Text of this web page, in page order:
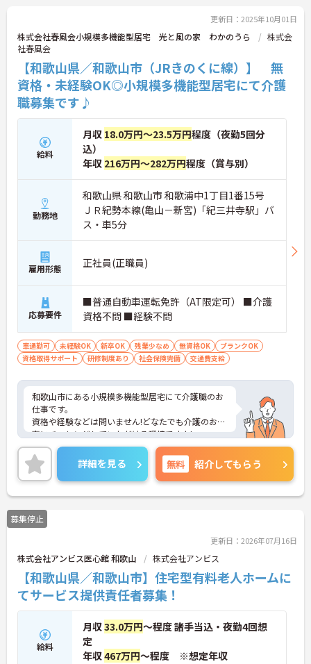
更新日：2025年10月01日
株式会社春風会小規模多機能型居宅 光と風の家 わかのうら
株式会
社春風会
【和歌山県／和歌山市（JRきのくに線）】 無
資格・未経験OK◎小規模多機能型居宅にて介護
職募集です♪
給料
月収 18.0万円～23.5万円程度（夜勤5回分
込）
年収 216万円～282万円程度（賞与別）
勤務地
和歌山県 和歌山市 和歌浦中1丁目1番15号
ＪＲ紀勢本線(亀山－新宮)「紀三井寺駅」バ
ス・車5分
雇用形態 正社員(正職員)
応募要件
■普通自動車運転免許（AT限定可） ■介護
資格不問 ■経験不問
車通勤可 未経験OK 新卒OK 残業少なめ 無資格OK
ブランクOK
資格取得サポート
研修制度あり 社会保険完備 交通費支給
和歌山市にある小規模多機能型居宅にて介護職のお
仕事です。
資格や経験などは問いません!どなたでも介護のお仕
事にチャレンジしていただける環境ですよ!
週休2日制で残業はほぼありません。リフレッシュ
しながら、仕事もプライベートも充実した毎日を送
ることができます♪
ご興味がある方は是非一度マイナビまでお問い合わ
せください。さらに詳細などお伝えします！
詳細を見る 無料 紹介してもらう
募集停止
更新日：2026年07月16日
株式会社アンビス医心館 和歌山 株式会社アンビス
【和歌山県／和歌山市】住宅型有料老人ホームに
てサービス提供責任者募集！
給料
月収33.0万円～程度 諸手当込・夜勤4回想
定
年収467万円～程度 ※想定年収